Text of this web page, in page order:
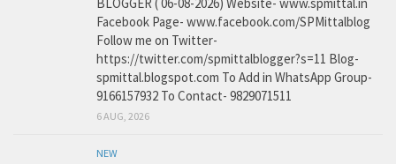
Facebook Page- www.facebook.com/SPMittalblog
Follow me on Twitter-
https://twitter.com/spmittalblogger?s=11 Blog-
spmittal.blogspot.com To Add in WhatsApp Group-
9166157932 To Contact- 9829071511
6 AUG, 2026
NEW